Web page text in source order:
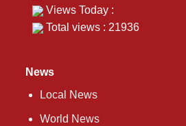
News
Local News
World News
Views Today :
Total views : 21936